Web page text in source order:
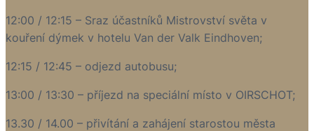
12:00 / 12:15 – Sraz účastníků Mistrovství světa v
kouření dýmek v hotelu Van der Valk Eindhoven;
12:15 / 12:45 – odjezd autobusu;
13:00 / 13:30 – příjezd na speciální místo v OIRSCHOT;
13.30 / 14.00 – přivítání a zahájení starostou města